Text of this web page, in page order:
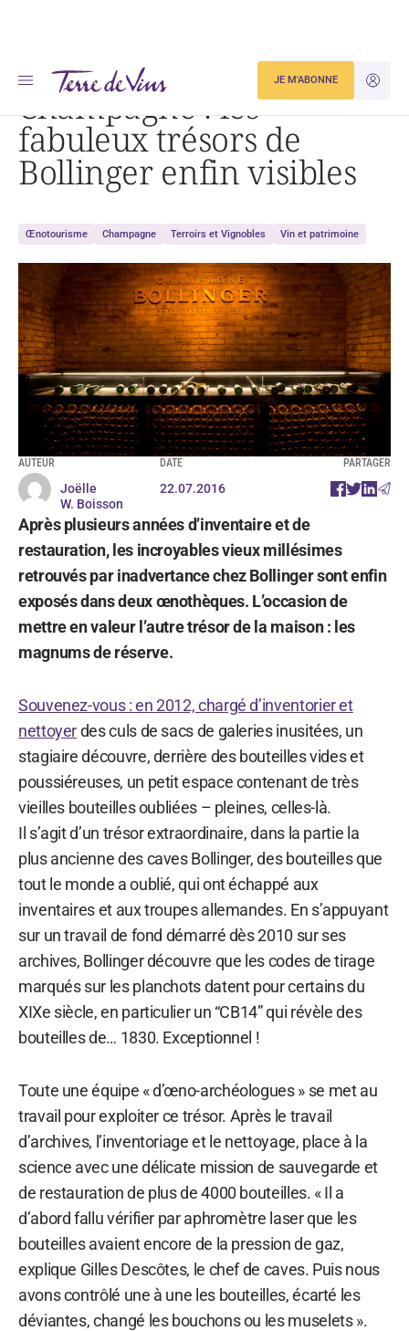
JE
JE M'ABONNE
Accueil Champagne : les fabuleux trésors de Bollinger enfin visibles
Champagne : les
fabuleux trésors de
Bollinger enfin visibles
Œnotourisme Champagne Terroirs et Vignobles Vin et patrimoine
AUTEUR
Joëlle
W. Boisson
DATE
22.07.2016
PARTAGER
Après plusieurs années d’inventaire et de
restauration, les incroyables vieux millésimes
retrouvés par inadvertance chez Bollinger sont enfin
exposés dans deux œnothèques. L’occasion de
mettre en valeur l’autre trésor de la maison : les
magnums de réserve.
Souvenez-vous : en 2012, chargé d’inventorier et
nettoyerdes culs de sacs de galeries inusitées, un
stagiaire découvre, derrière des bouteilles vides et
poussiéreuses, un petit espace contenant de très
vieilles bouteilles oubliées – pleines, celles-là.
Il s’agit d’un trésor extraordinaire, dans la partie la
plus ancienne des caves Bollinger, des bouteilles que
tout le monde a oublié, qui ont échappé aux
inventaires et aux troupes allemandes. En s’appuyant
sur un travail de fond démarré dès 2010 sur ses
archives, Bollinger découvre que les codes de tirage
marqués sur les planchots datent pour certains du
XIXe siècle, en particulier un “CB14” qui révèle des
bouteilles de… 1830. Exceptionnel !
Toute une équipe « d’œno-archéologues » se met au
travail pour exploiter ce trésor. Après le travail
d’archives, l’inventoriage et le nettoyage, place à la
science avec une délicate mission de sauvegarde et
de restauration de plus de 4000 bouteilles. « Il a
d’abord fallu vérifier par aphromètre laser que les
bouteilles avaient encore de la pression de gaz,
explique Gilles Descôtes, le chef de caves. Puis nous
avons contrôlé une à une les bouteilles, écarté les
déviantes, changé les bouchons ou les muselets ».